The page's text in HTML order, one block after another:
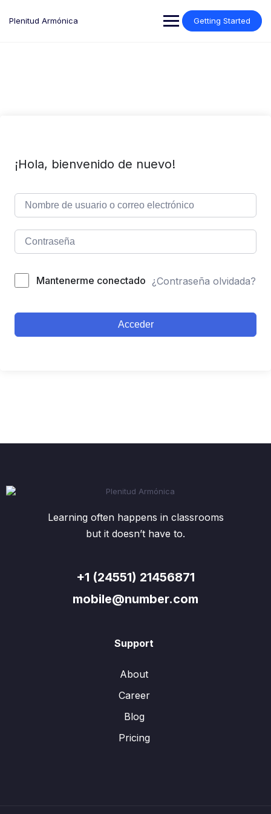
Plenitud Armónica Getting Started
¡Hola, bienvenido de nuevo!
Mantenerme conectado ¿Contraseña olvidada?
Acceder
Learning often happens in classrooms
but it doesn’t have to.
+1 (24551) 21456871
mobile@number.com
Support
About
Career
Blog
Pricing